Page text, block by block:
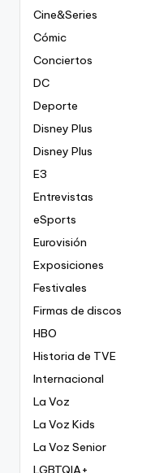
Cine&Series
Cómic
Conciertos
DC
Deporte
Disney Plus
Disney Plus
E3
Entrevistas
eSports
Eurovisión
Exposiciones
Festivales
Firmas de discos
HBO
Historia de TVE
Internacional
La Voz
La Voz Kids
La Voz Senior
LGBTQIA+